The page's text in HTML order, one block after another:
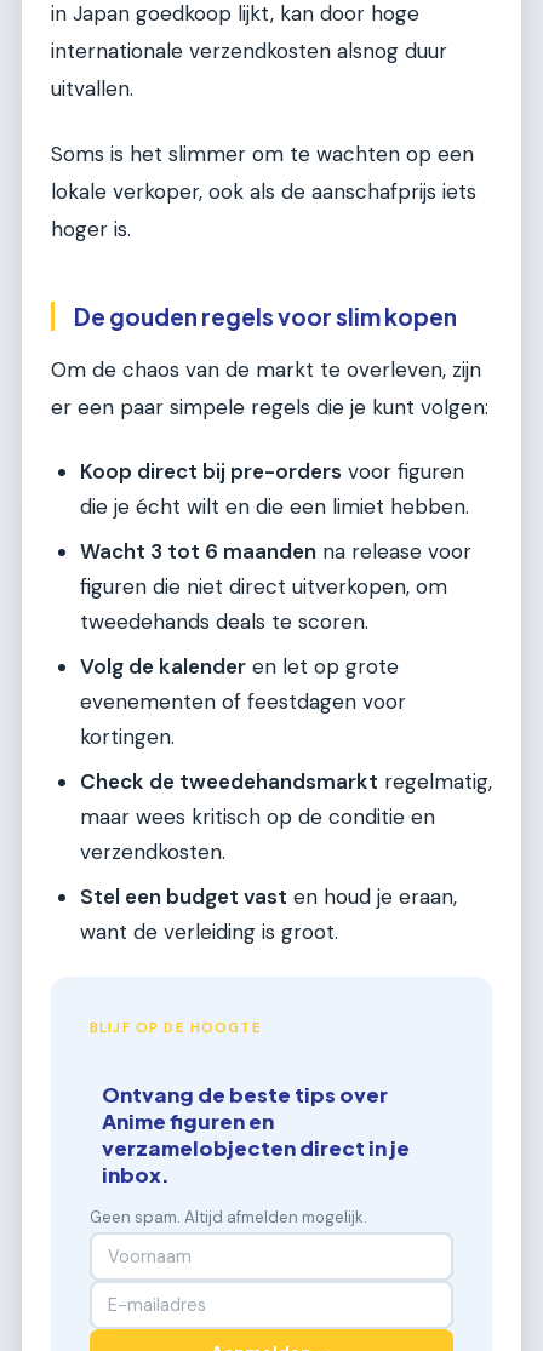
in Japan goedkoop lijkt, kan door hoge
internationale verzendkosten alsnog duur
uitvallen.
Soms is het slimmer om te wachten op een
lokale verkoper, ook als de aanschafprijs iets
hoger is.
De gouden regels voor slim kopen
Om de chaos van de markt te overleven, zijn
er een paar simpele regels die je kunt volgen:
Koop direct bij pre-orders voor figuren
die je écht wilt en die een limiet hebben.
Wacht 3 tot 6 maanden na release voor
figuren die niet direct uitverkopen, om
tweedehands deals te scoren.
Volg de kalender en let op grote
evenementen of feestdagen voor
kortingen.
Check de tweedehandsmarkt regelmatig,
maar wees kritisch op de conditie en
verzendkosten.
Stel een budget vast en houd je eraan,
want de verleiding is groot.
BLIJF OP DE HOOGTE
Ontvang de beste tips over
Anime figuren en
verzamelobjecten direct in je
inbox.
Geen spam. Altijd afmelden mogelijk.